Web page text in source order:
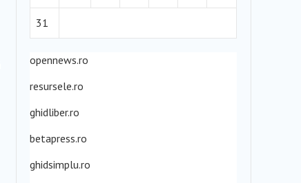
31
opennews.ro
resursele.ro
ghidliber.ro
betapress.ro
ghidsimplu.ro